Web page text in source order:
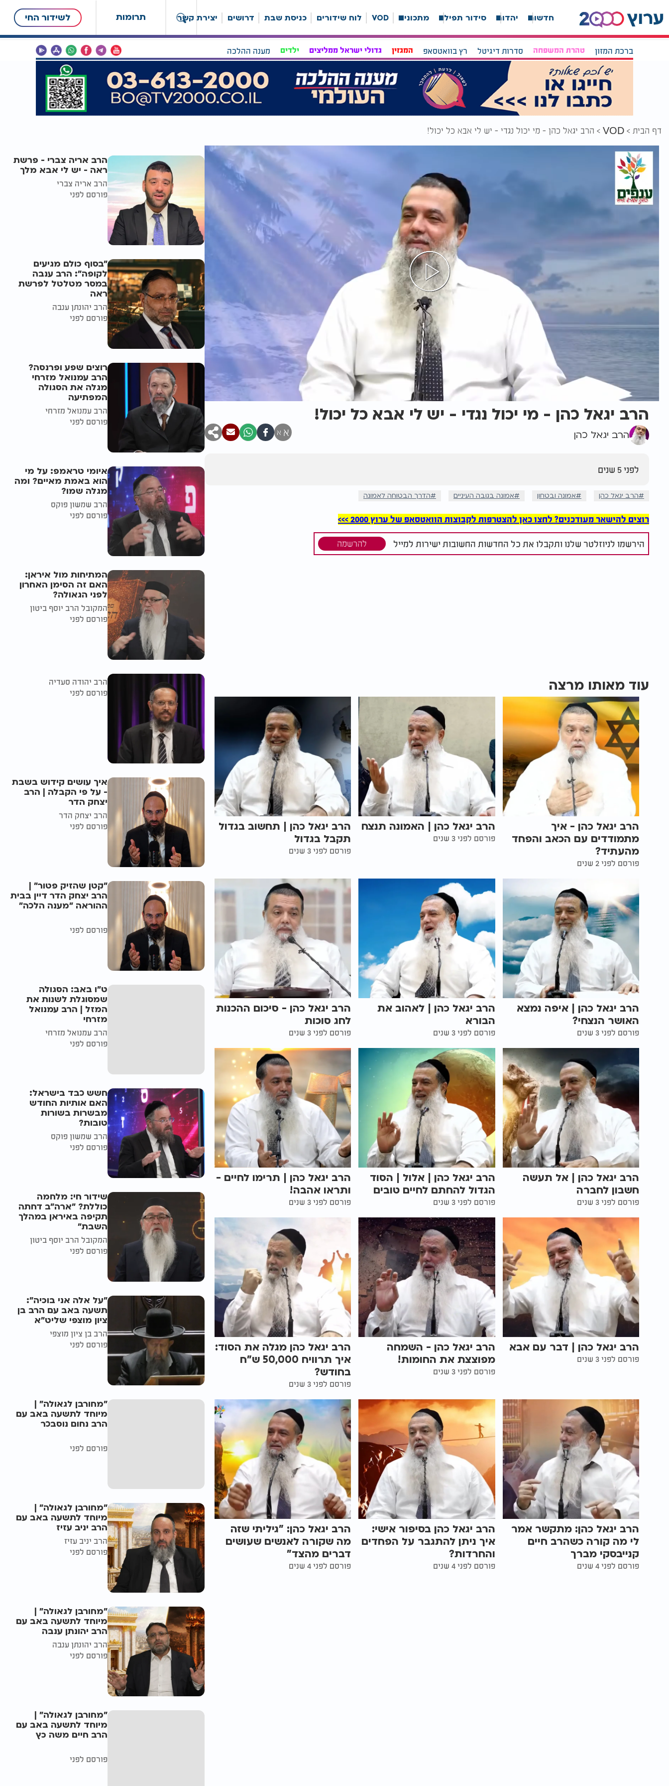
תרומות לשידור החי חדשות יהדות סידור תפילה מתכונים VOD לוח שידורים כניסת שבת דרושים יצירת קשר
ברכת המזון טהרת המשפחה סדרות דיגיטל רץ בוואטסאפ המגזין גדולי ישראל ממליצים ילדים מענה ההלכה
דף הבית VOD הרב יגאל כהן - מי יכול נגדי - יש לי אבא כל יכול!
הרב יגאל כהן - מי יכול נגדי - יש לי אבא כל יכול!
הרב יגאל כהן א א
לפני 5 שנים
הרב יגאל כהן אמונה ובטחון אמונה בגובה העיניים הדרך הבטוחה לאמונה
רוצים להישאר מעודכנים? לחצו כאן להצטרפות לקבוצות הוואטסאפ של ערוץ 2000 >>>
הירשמו לניוזלטר שלנו ותקבלו את כל החדשות החשובות ישירות למייל להרשמה
עוד מאותו מרצה
הרב יגאל כהן - איך
מתמודדים עם הכאב והפחד
מהעתיד?
פורסם לפני 2 שנים
הרב יגאל כהן | האמונה תנצח
פורסם לפני 3 שנים
הרב יגאל כהן | תחשוב בגדול
תקבל בגדול
פורסם לפני 3 שנים
הרב יגאל כהן | איפה נמצא
האושר הנצחי?
פורסם לפני 3 שנים
הרב יגאל כהן | לאהוב את
הבורא
פורסם לפני 3 שנים
הרב יגאל כהן - סיכום ההכנות
לחג סוכות
פורסם לפני 3 שנים
הרב יגאל כהן | אל תעשה
חשבון לחברה
פורסם לפני 3 שנים
הרב יגאל כהן | אלול | הסוד
הגדול להחתם לחיים טובים
פורסם לפני 3 שנים
הרב יגאל כהן | תרימו לחיים -
ותראו אהבה!
פורסם לפני 3 שנים
הרב יגאל כהן | דבר עם אבא
פורסם לפני 3 שנים
הרב יגאל כהן - השמחה
מפוצצת את החומות!
פורסם לפני 3 שנים
הרב יגאל כהן מגלה את הסוד:
איך תרוויח 50,000 ש"ח
בחודש?
פורסם לפני 3 שנים
הרב יגאל כהן: מתקשר אמר
לי מה קורה כשהרב חיים
קנייבסקי מברך
פורסם לפני 4 שנים
הרב יגאל כהן בסיפור אישי:
איך ניתן להתגבר על הפחדים
והחרדות?
פורסם לפני 4 שנים
הרב יגאל כהן: "גיליתי שזה
מה שקורה לאנשים שעושים
דברים מהצד"
פורסם לפני 4 שנים
הרב אריה צברי - פרשת
ראה - יש לי אבא מלך
הרב אריה צברי
פורסם לפני
"בסוף כולם מגיעים
לקופה": הרב ענבה
במסר מטלטל לפרשת
ראה
הרב יהונתן ענבה
פורסם לפני
רוצים שפע ופרנסה?
הרב עמנואל מזרחי
מגלה את הסגולה
המפתיעה
הרב עמנואל מזרחי
פורסם לפני
איומי טראמפ: על מי
הוא באמת מאיים? ומה
מגלה שמו?
הרב שמשון פוקס
פורסם לפני
המתיחות מול איראן:
האם זה הסימן האחרון
לפני הגאולה?
המקובל הרב יוסף ביטון
פורסם לפני
הרב יהודה סעדיה
פורסם לפני
איך עושים קידוש בשבת
- על פי הקבלה | הרב
יצחק הדר
הרב יצחק הדר
פורסם לפני
"קטן שהזיק פטור" |
הרב יצחק הדר דיין בבית
ההוראה "מענה הלכה"
פורסם לפני
ט"ו באב: הסגולה
שמסוגלת לשנות את
המזל | הרב עמנואל
מזרחי
הרב עמנואל מזרחי
פורסם לפני
חשש כבד בישראל:
האם אותיות החודש
מבשרות בשורות
טובות?
הרב שמשון פוקס
פורסם לפני
שידור חי: מלחמה
כוללת? ״ארה"ב דחתה
תקיפה באיראן במהלך
השבת״
המקובל הרב יוסף ביטון
פורסם לפני
"על אלה אני בוכיה":
תשעה באב עם הרב בן
ציון מוצפי שליט"א
הרב בן ציון מוצפי
פורסם לפני
"מחורבן לגאולה" |
מיוחד לתשעה באב עם
הרב נחום נוסבכר
פורסם לפני
"מחורבן לגאולה" |
מיוחד לתשעה באב עם
הרב יניב עזיז
הרב יניב עזיז
פורסם לפני
"מחורבן לגאולה" |
מיוחד לתשעה באב עם
הרב יהונתן ענבה
הרב יהונתן ענבה
פורסם לפני
"מחורבן לגאולה" |
מיוחד לתשעה באב עם
הרב חיים משה כץ
פורסם לפני